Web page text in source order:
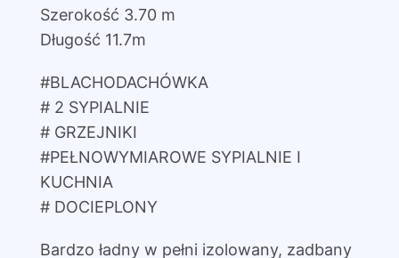
Szerokość 3.70 m
Długość 11.7m
#BLACHODACHÓWKA
# 2 SYPIALNIE
# GRZEJNIKI
#PEŁNOWYMIAROWE SYPIALNIE I
KUCHNIA
# DOCIEPLONY
Bardzo ładny w pełni izolowany, zadbany